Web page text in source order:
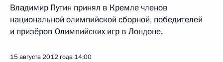
Владимир Путин принял в Кремле членов
национальной олимпийской сборной, победителей
и призёров Олимпийских игр в Лондоне.
15 августа 2012 года 14:00